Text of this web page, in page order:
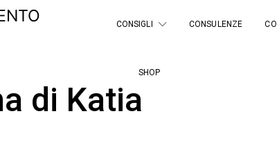
CONSIGLI CONSULENZE
SHOP
di Katia